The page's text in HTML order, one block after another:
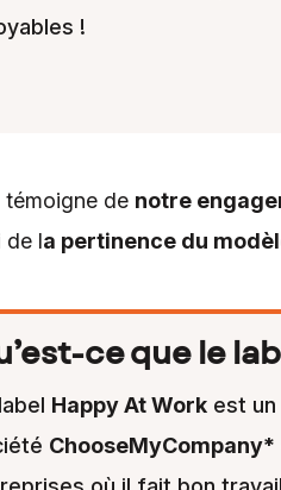
!
témoigne de notre
de la pertinence du
ce que le
Happy At Work est
ChooseMyCompany*